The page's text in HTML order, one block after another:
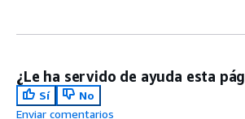
¿Le ha servido de ayuda esta
Sí
No
Enviar comentarios